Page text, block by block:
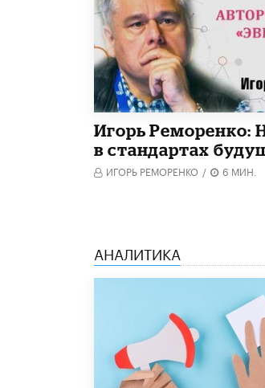
Игорь Реморенко:
в стандартах
ИГОРЬ РЕМОРЕНКО / 6 МИН.
АНАЛИТИКА